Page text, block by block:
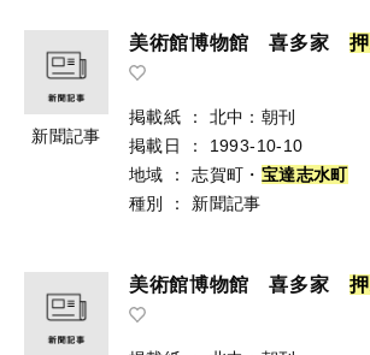
新聞記事
美術館博物館 喜多家押
掲載紙 ：
北中：朝刊
掲載日
：
1993-10-10
地域
： 志賀町・ 宝達志水町
種別
： 新聞記事
美術館博物館 喜多家押